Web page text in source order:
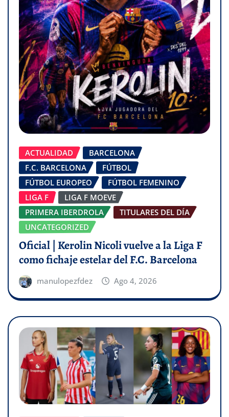
ACTUALIDAD
BARCELONA
F.C. BARCELONA
FÚTBOL
FÚTBOL EUROPEO
FÚTBOL FEMENINO
LIGA F
LIGA F MOEVE
PRIMERA IBERDROLA
TITULARES DEL DÍA
UNCATEGORIZED
Oficial | Kerolin Nicoli vuelve a la Liga F
como fichaje estelar del F.C. Barcelona
manulopezfdez Ago 4, 2026